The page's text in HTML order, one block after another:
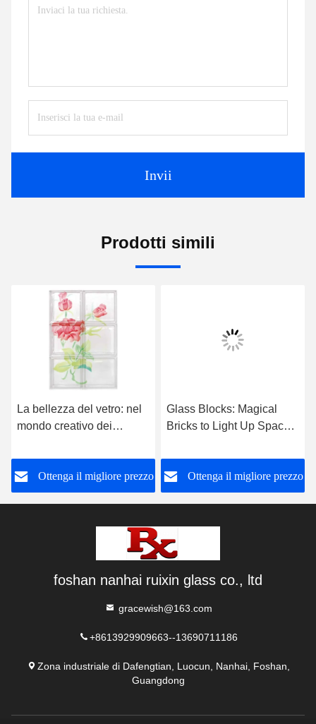
Invii
Prodotti simili
La bellezza del vetro: nel
mondo creativo dei
blocchi di cristallo
Ottenga il migliore prezzo
Glass Blocks: Magical
Bricks to Light Up Spaces
Ottenga il migliore prezzo
foshan nanhai ruixin glass co., ltd
gracewish@163.com
+8613929909663--13690711186
Zona industriale di Dafengtian, Luocun, Nanhai, Foshan,
Guangdong